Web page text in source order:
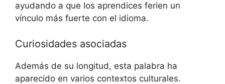
ayudando a que los aprendices ferien un
vínculo más fuerte con el idioma.
Curiosidades asociadas
Además de su longitud, esta palabra ha
aparecido en varios contextos culturales.